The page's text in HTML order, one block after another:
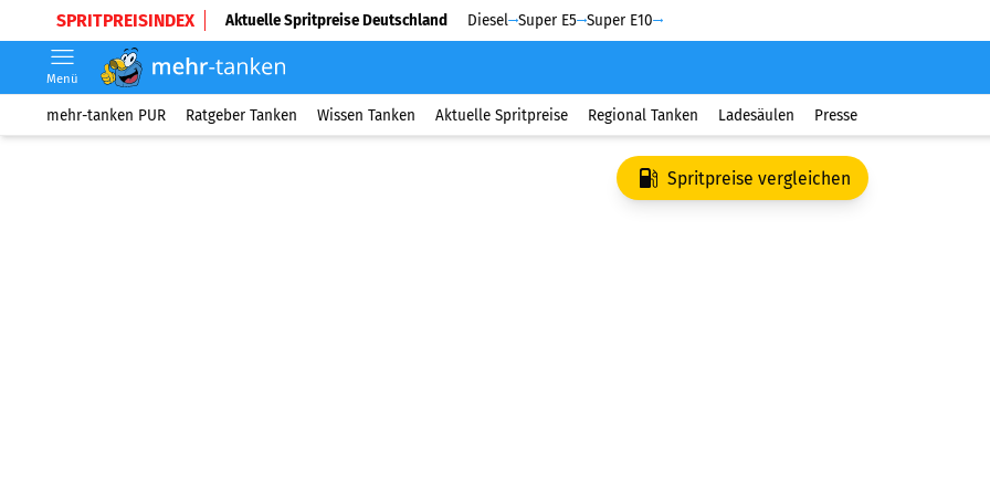
SPRITPREISINDEX Aktuelle Spritpreise Deutschland Diesel Super E5 Super E10
Menü
mehr-tanken PUR Ratgeber Tanken Wissen Tanken Aktuelle Spritpreise Regional Tanken Ladesäulen Presse
Spritpreise vergleichen